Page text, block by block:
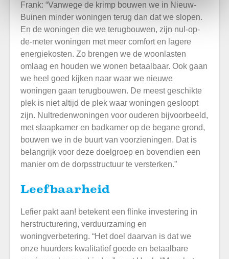
Frank: “Vanwege de krimp bouwen we in Nieuw-
Buinen minder woningen terug dan dat we slopen.
En de woningen die we terugbouwen, zijn nul-op-
de-meter woningen met meer comfort en lagere
energiekosten. Zo brengen we de woonlasten
omlaag en houden we wonen betaalbaar. Ook gaan
we heel goed kijken naar waar we nieuwe
woningen gaan terugbouwen. De meest geschikte
plek is niet altijd de plek waar woningen gesloopt
zijn. Nultredenwoningen voor ouderen bijvoorbeeld,
met slaapkamer en badkamer op de begane grond,
bouwen we in de buurt van voorzieningen. Dat is
belangrijk voor deze doelgroep en bovendien een
manier om de dorpsstructuur te versterken.”
Leefbaarheid
Lefier pakt aan! betekent een flinke investering in
herstructurering, verduurzaming en
woningverbetering. “Het doel daarvan is dat we
onze huurders kwalitatief goede en betaalbare